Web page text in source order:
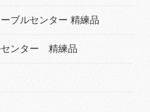
ブルセンター 精練品
センター 精練品